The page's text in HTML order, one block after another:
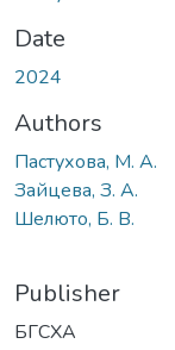
Date
2024
Authors
Пастухова, М. А.
Зайцева, З. А.
Шелюто, Б. В.
Publisher
БГСХА